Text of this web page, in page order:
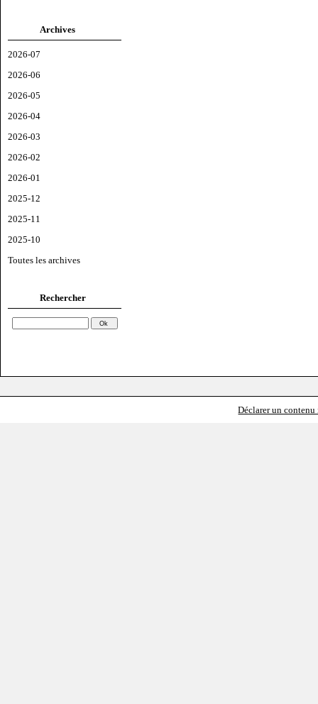
Archives
2026-07
2026-06
2026-05
2026-04
2026-03
2026-02
2026-01
2025-12
2025-11
2025-10
Toutes les archives
Rechercher
Déclarer un